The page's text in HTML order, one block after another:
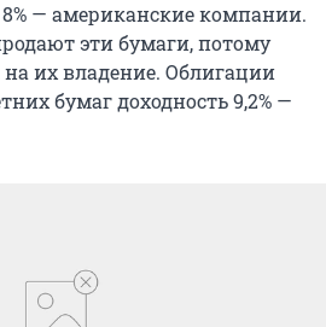
— американские компании.
эти бумаги, потому
их владение. Облигации
бумаг доходность 9,2% —